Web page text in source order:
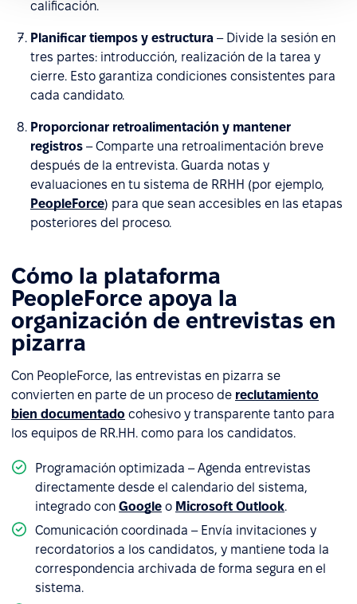
calificación.
Planificar tiempos y estructura – Divide la sesión en
tres partes: introducción, realización de la tarea y
cierre. Esto garantiza condiciones consistentes para
cada candidato.
Proporcionar retroalimentación y mantener
registros – Comparte una retroalimentación breve
después de la entrevista. Guarda notas y
evaluaciones en tu sistema de RRHH (por ejemplo,
PeopleForce) para que sean accesibles en las etapas
posteriores del proceso.
Cómo la plataforma
PeopleForce apoya la
organización de entrevistas en
pizarra
Con PeopleForce, las entrevistas en pizarra se
convierten en parte de un proceso de reclutamiento
bien documentado cohesivo y transparente tanto para
los equipos de RR.HH. como para los candidatos.
Programación optimizada – Agenda entrevistas
directamente desde el calendario del sistema,
integrado con Google o Microsoft Outlook.
Comunicación coordinada – Envía invitaciones y
recordatorios a los candidatos, y mantiene toda la
correspondencia archivada de forma segura en el
sistema.